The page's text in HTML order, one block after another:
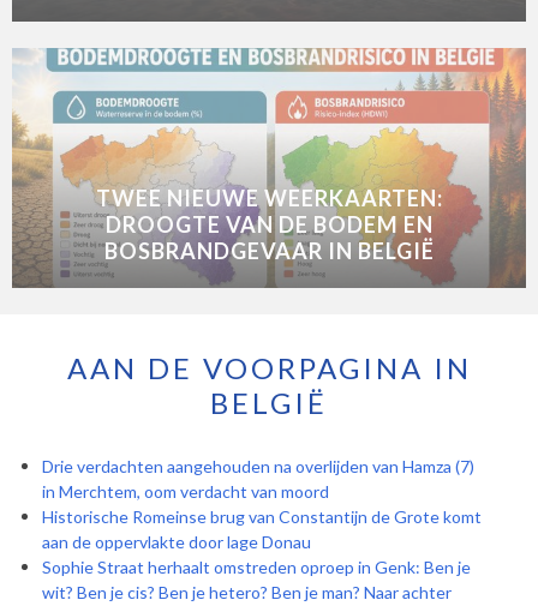
TWEE NIEUWE WEERKAARTEN:
DROOGTE VAN DE BODEM EN
BOSBRANDGEVAAR IN BELGIË
AAN DE VOORPAGINA IN
BELGIË
Drie verdachten aangehouden na overlijden van Hamza (7)
in Merchtem, oom verdacht van moord
Historische Romeinse brug van Constantijn de Grote komt
aan de oppervlakte door lage Donau
Sophie Straat herhaalt omstreden oproep in Genk: Ben je
wit? Ben je cis? Ben je hetero? Ben je man? Naar achter